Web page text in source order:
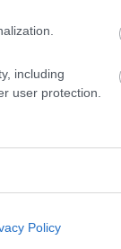
including
user protection.
Policy
:Pelle di
:Come nuovo
: